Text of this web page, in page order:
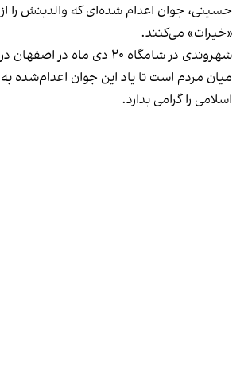
حسینی، جوان اعدام شده‌ای که والدینش را
«خیرات» می‌کنند.
شهروندی در شامگاه ۲۰ دی‌ ماه
میان مردم است تا یاد این جوان اعدام‌شده
اسلامی را گرامی بدارد.